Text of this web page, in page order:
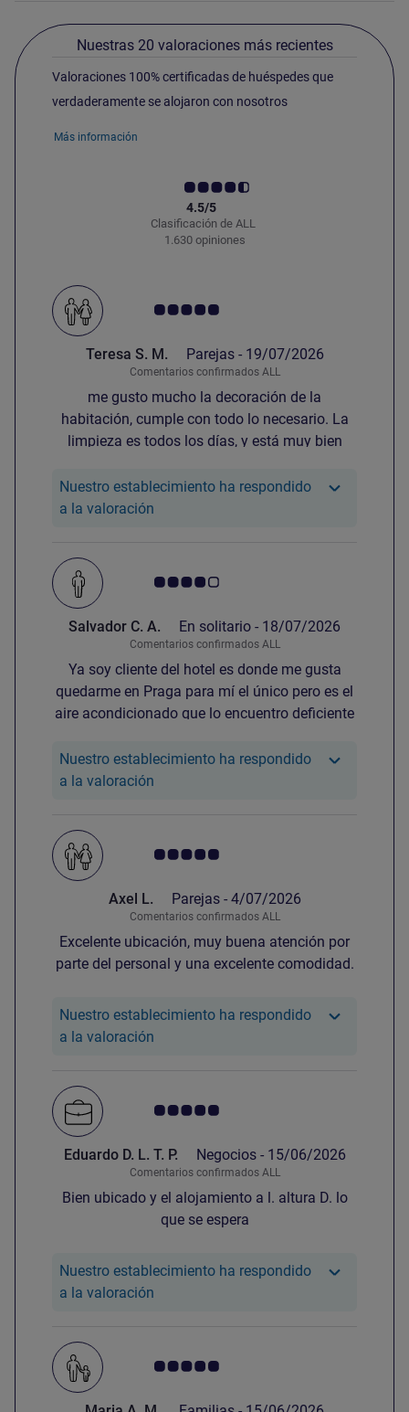
Nuestras 20 valoraciones más recientes
Valoraciones 100% certificadas de huéspedes que
verdaderamente se alojaron con nosotros
Más información
Clasificación de ALL
4.5/5
1.630 opiniones
Nota de clientes de Avis 5.0/5
Teresa S. M. Parejas - 19/07/2026
Comentarios confirmados ALL
me gusto mucho la decoración de la
habitación, cumple con todo lo necesario. La
limpieza es todos los días, y está muy bien
Nuestro establecimiento ha respondido
a la valoración
Nota de clientes de Avis 4.0/5
Salvador C. A. En solitario - 18/07/2026
Comentarios confirmados ALL
Ya soy cliente del hotel es donde me gusta
quedarme en Praga para mí el único pero es el
aire acondicionado que lo encuentro deficiente
Nuestro establecimiento ha respondido
a la valoración
Nota de clientes de Avis 5.0/5
Axel L. Parejas - 4/07/2026
Comentarios confirmados ALL
Excelente ubicación, muy buena atención por
parte del personal y una excelente comodidad.
Nuestro establecimiento ha respondido
a la valoración
Nota de clientes de Avis 5.0/5
Eduardo D. L. T. P. Negocios - 15/06/2026
Comentarios confirmados ALL
Bien ubicado y el alojamiento a l. altura D. lo
que se espera
Nuestro establecimiento ha respondido
a la valoración
Nota de clientes de Avis 5.0/5